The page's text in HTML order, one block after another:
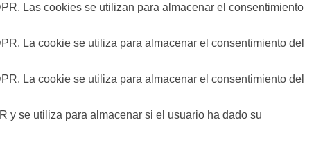
Las cookies se utilizan para almacenar el consentimiento
La cookie se utiliza para almacenar el consentimiento del
La cookie se utiliza para almacenar el consentimiento del
y se utiliza para almacenar si el usuario ha dado su